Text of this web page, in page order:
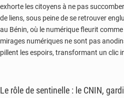
exhorte les citoyens à ne pas
de liens, sous peine de se retrouver
au Bénin, où le numérique fleurit
mirages numériques ne sont pas
pillent les espoirs, transformant un clic
Le rôle de sentinelle : le CNIN,